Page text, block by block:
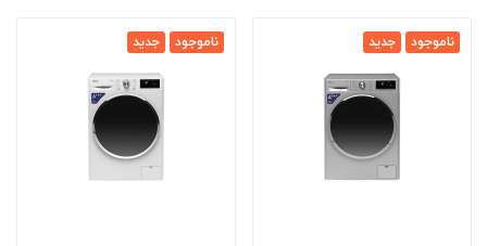
جدید ناموجود جدید ناموجود